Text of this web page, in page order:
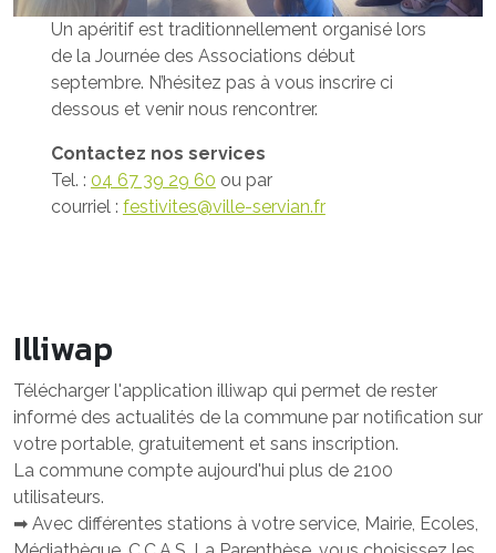
Un apéritif est traditionnellement organisé lors
de la Journée des Associations début
septembre. N’hésitez pas à vous inscrire ci
dessous et venir nous rencontrer.
Contactez nos services
Tel. : 04 67 39 29 60 ou par
courriel : festivites@ville-servian.fr
Illiwap
Télécharger l'application illiwap qui permet de rester
informé des actualités de la commune par notification sur
votre portable, gratuitement et sans inscription.
La commune compte aujourd'hui plus de 2100
utilisateurs.
➡ Avec différentes stations à votre service, Mairie, Ecoles,